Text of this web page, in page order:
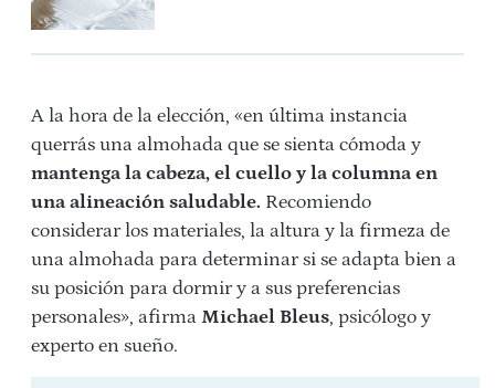
A la hora de la elección, «en última instancia
querrás una almohada que se sienta cómoda y
mantenga la cabeza, el cuello y la columna en
una alineación saludable. Recomiendo
considerar los materiales, la altura y la firmeza de
una almohada para determinar si se adapta bien a
su posición para dormir y a sus preferencias
personales», afirma Michael Bleus, psicólogo y
experto en sueño.